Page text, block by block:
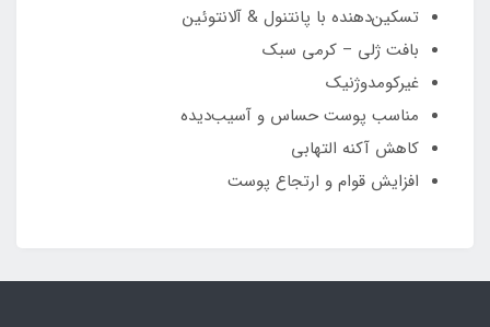
تسکین‌دهنده با پانتنول & آلانتوئین
بافت ژلی – کرمی سبک
غیرکومدوژنیک
مناسب پوست حساس و آسیب‌دیده
کاهش آکنه التهابی
افزایش قوام و ارتجاع پوست